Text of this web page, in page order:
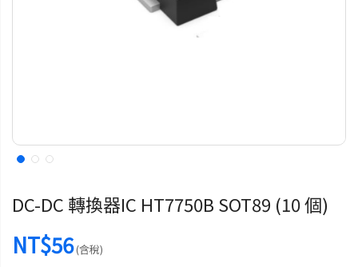
DC-DC 轉換器IC HT7750B SOT89 (10 個)
NT$56(含稅)